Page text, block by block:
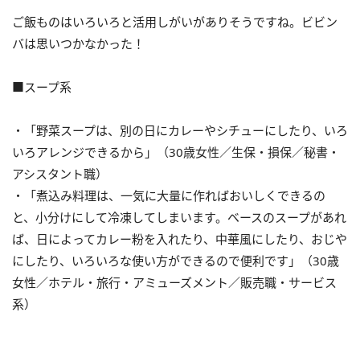
ご飯ものはいろいろと活用しがいがありそうですね。ビビン
バは思いつかなかった！
■スープ系
・「野菜スープは、別の日にカレーやシチューにしたり、いろ
いろアレンジできるから」（30歳女性／生保・損保／秘書・
アシスタント職）
・「煮込み料理は、一気に大量に作ればおいしくできるの
と、小分けにして冷凍してしまいます。ベースのスープがあれ
ば、日によってカレー粉を入れたり、中華風にしたり、おじや
にしたり、いろいろな使い方ができるので便利です」（30歳
女性／ホテル・旅行・アミューズメント／販売職・サービス
系）